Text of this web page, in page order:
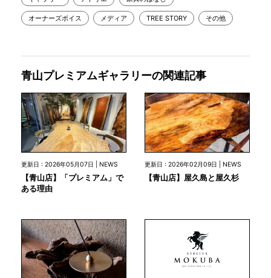
オーナーズボイス メディア TREE STORY その他
青山プレミアムギャラリーの関連記事
更新日 : 2026年05月07日 | NEWS
【青山店】「プレミアム」で
ある理由
更新日 : 2026年02月09日 | NEWS
【青山店】屋久島と屋久杉